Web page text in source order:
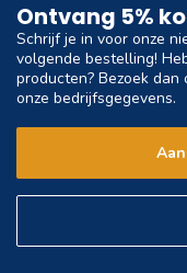
Ontvang 5%
Schrijf je in voor onze
volgende bestelling!
producten? Bezoek
onze bedrijfsgegevens.